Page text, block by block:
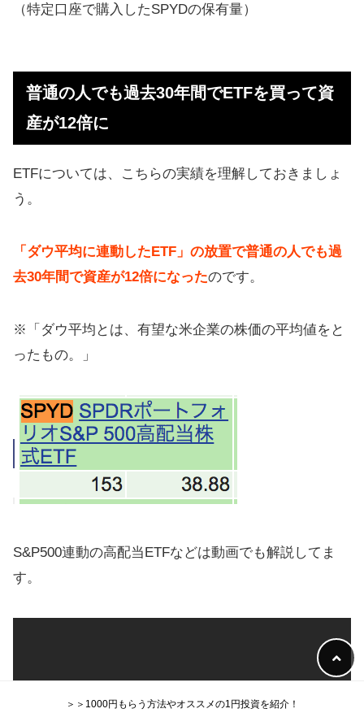
（特定口座で購入したSPYDの保有量）
普通の人でも過去30年間でETFを買って資
産が12倍に
ETFについては、こちらの実績を理解しておきましょ
う。
「ダウ平均に連動したETF」の放置で普通の人でも過
去30年間で資産が12倍になったのです。
※「ダウ平均とは、有望な米企業の株価の平均値をと
ったもの。」
S&P500連動の高配当ETFなどは動画でも解説してま
す。
＞＞1000円もらう方法やオススメの1円投資を紹介！